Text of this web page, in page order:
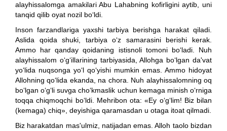
alayhissalomga amakilari Abu Lahabning kofirligini aytib, uni
tanqid qilib oyat nozil bo‘ldi.
Inson farzandlariga yaxshi tarbiya berishga harakat qiladi.
Aslida qoida shuki, tarbiya o‘z samarasini berishi kerak.
Ammo har qanday qoidaning istisnoli tomoni bo‘ladi. Nuh
alayhissalom o‘g‘illarining tarbiyasida, Allohga bo‘lgan da'vat
yo‘lida nuqsonga yo‘l qo‘yishi mumkin emas. Ammo hidoyat
Allohning qo‘lida ekanda, na chora. Nuh alayhissalomning oq
bo‘lgan o‘g‘li suvga cho‘kmaslik uchun kemaga minish o‘rniga
toqqa chiqmoqchi bo‘ldi. Mehribon ota: «Ey o‘g‘lim! Biz bilan
(kemaga) chiq», deyishiga qaramasdan u otaga itoat qilmadi.
Biz harakatdan mas'ulmiz, natijadan emas. Alloh taolo bizdan